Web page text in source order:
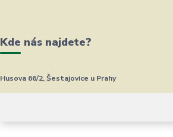
Kde nás najdete?
Husova 66/2, Šestajovice u Prahy